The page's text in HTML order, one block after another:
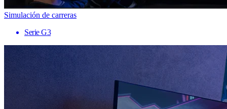
Simulación de carreras
Serie G3